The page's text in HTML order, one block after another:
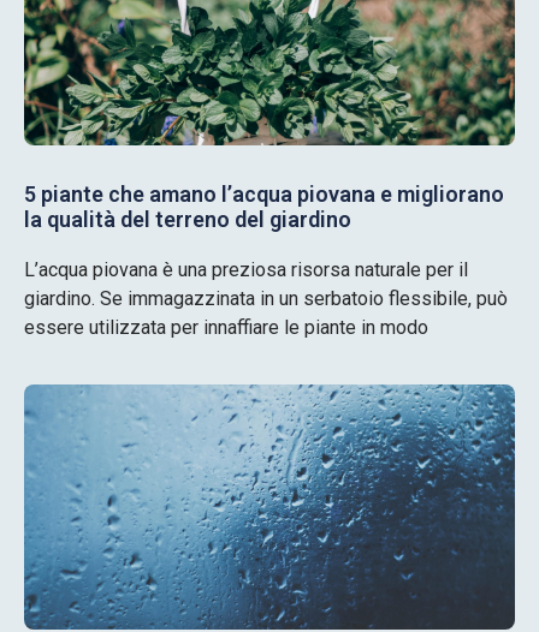
5 piante che amano l’acqua piovana e migliorano
la qualità del terreno del giardino
L’acqua piovana è una preziosa risorsa naturale per il
giardino. Se immagazzinata in un serbatoio flessibile, può
essere utilizzata per innaffiare le piante in modo